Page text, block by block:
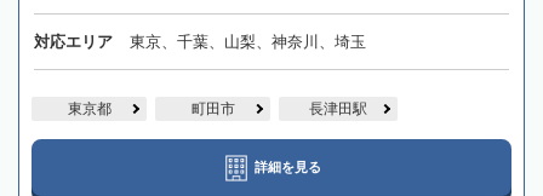
対応エリア 東京、千葉、山梨、神奈川、埼玉
東京都 町田市 長津田駅
詳細を見る